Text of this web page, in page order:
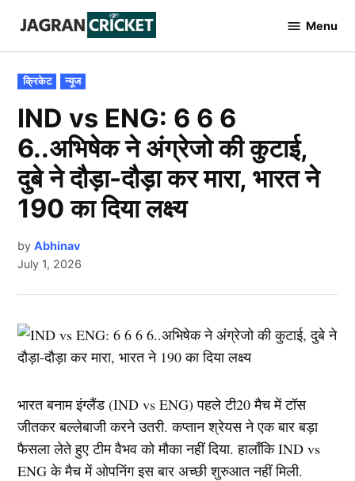
content
Cricket
Menu
POSTED
IN
क्रिकेट न्यूज
IND vs ENG: 6 6 6
6..अभिषेक ने अंग्रेजो की कुटाई,
दुबे ने दौड़ा-दौड़ा कर मारा, भारत ने
190 का दिया लक्ष्य
by Abhinav
July 1, 2026
भारत बनाम इंग्लैंड (IND vs ENG) पहले टी20 मैच में टॉस
जीतकर बल्लेबाजी करने उतरी. कप्तान श्रेयस ने एक बार बड़ा
फैसला लेते हुए टीम वैभव को मौका नहीं दिया. हालाँकि IND vs
ENG के मैच में ओपनिंग इस बार अच्छी शुरुआत नहीं मिली.